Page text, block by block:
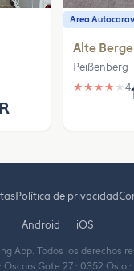
Area
Alte
Peißenberg
★ ★ ★ ★ ★ 4
Política de privacidad
Android iOS
App. Todos los derechos
Oscars Gate 27 · 0352 Oslo